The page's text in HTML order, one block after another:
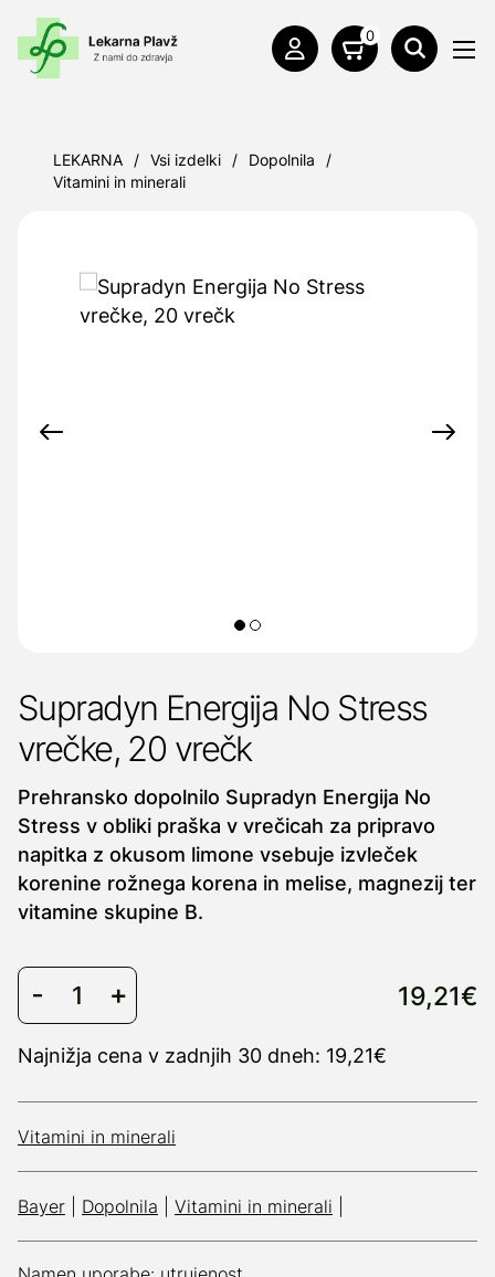
0
LEKARNA / Vsi izdelki / Dopolnila
/
Vitamini in minerali
Supradyn Energija No Stress
vrečke, 20 vrečk
Prehransko dopolnilo Supradyn Energija No
Stress v obliki praška v vrečicah za pripravo
napitka z okusom limone vsebuje izvleček
korenine rožnega korena in melise, magnezij ter
vitamine skupine B.
19,21€
Najnižja cena v zadnjih 30 dneh: 19,21€
Vitamini in minerali
Bayer Dopolnila Vitamini in minerali